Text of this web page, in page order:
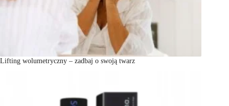
Lifting wolumetryczny – zadbaj o swoją twarz